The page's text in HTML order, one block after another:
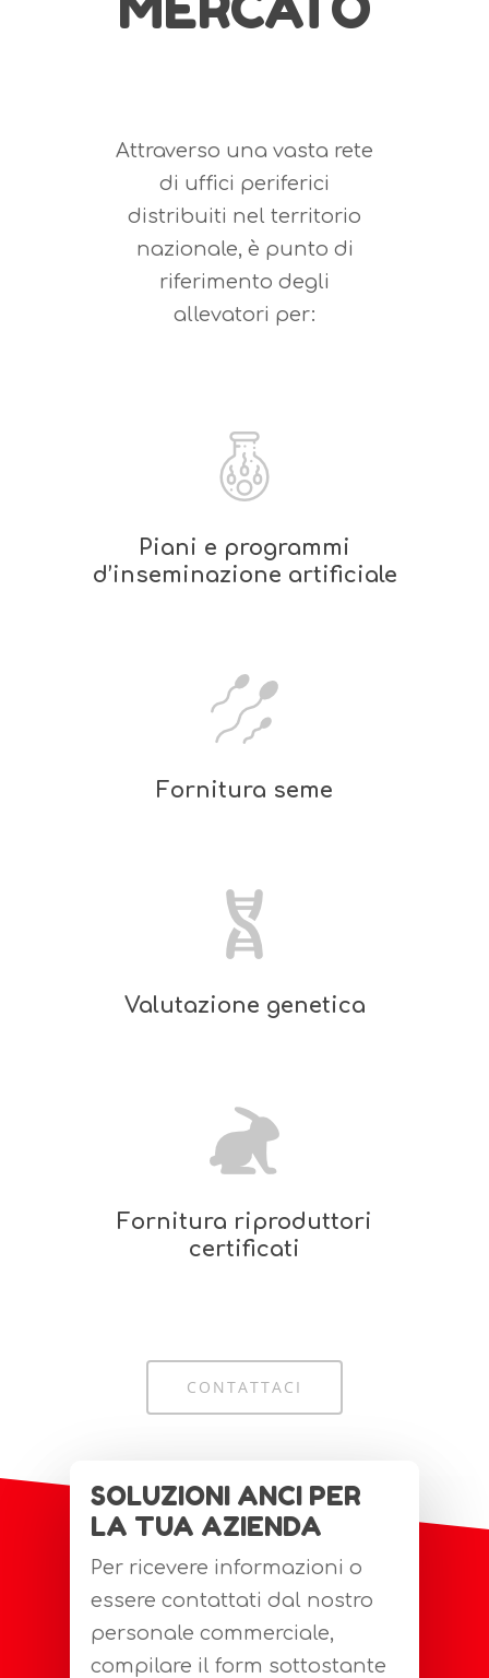
Attraverso una vasta rete
di uffici periferici
distribuiti nel territorio
nazionale, è punto di
riferimento degli
allevatori per:
Piani e programmi
d’inseminazione artificiale
Fornitura seme
Valutazione genetica
Fornitura riproduttori
certificati
CONTATTACI
SOLUZIONI ANCI PER
LA TUA AZIENDA
Per ricevere informazioni o
essere contattati dal nostro
personale commerciale,
compilare il form sottostante